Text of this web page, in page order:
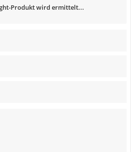
Produkt wird ermittelt...